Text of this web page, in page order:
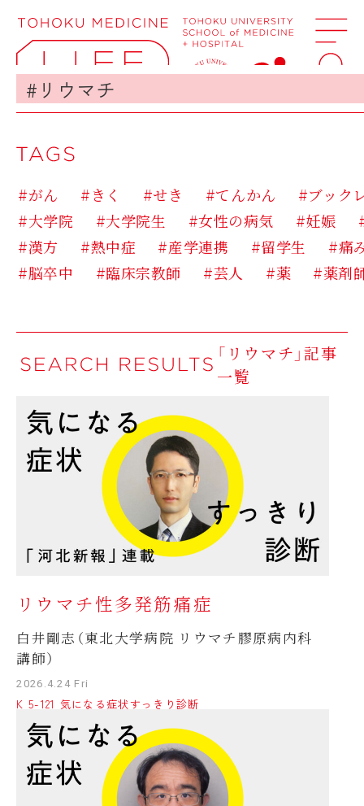
#がん #きく #せき #てんかん
#ブック
#大学院
#大学院生 #女性の病気 #妊娠
#漢方
#熱中症 #産学連携 #留学生
#痛
#脳卒中
#臨床宗教師 #芸人 #薬 #薬剤
「リウマチ」記事
一覧
リウマチ性多発筋痛症
白井剛志（東北大学病院 リウマチ膠原病内科
講師）
2026.4.24 Fri
K 5-121 気になる症状すっきり診断